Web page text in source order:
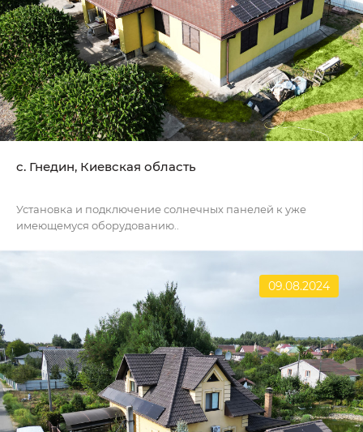
c. Гнедин, Киевская область
Установка и подключение солнечных панелей к уже
имеющемуся оборудованию..
09.08.2024